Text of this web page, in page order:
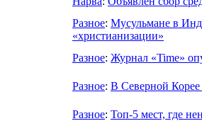
Разное: Мусульмане в
«христианизации»
Разное: Журнал «Time»
Разное: В Северной
Разное: Топ-5 мест, где